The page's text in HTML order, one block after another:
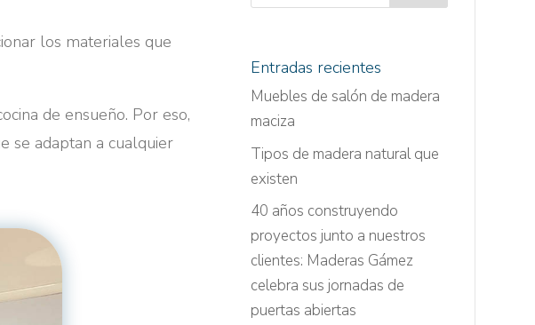
los materiales que
de ensueño. Por eso,
se adaptan a cualquier
Entradas recientes
Muebles de salón de madera
maciza
Tipos de madera natural que
existen
40 años construyendo
proyectos junto a nuestros
clientes: Maderas Gámez
celebra sus jornadas de
puertas abiertas